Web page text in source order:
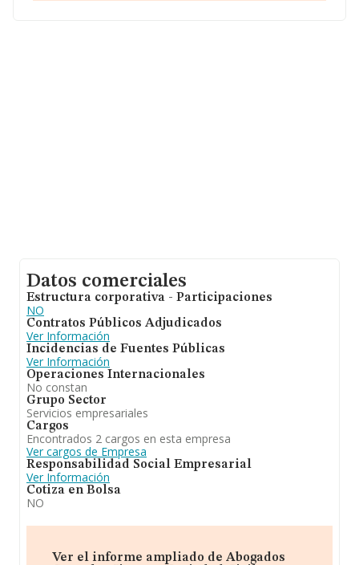
Datos comerciales
Estructura corporativa - Participaciones
NO
Contratos Públicos Adjudicados
Ver Información
Incidencias de Fuentes Públicas
Ver Información
Operaciones Internacionales
No constan
Grupo Sector
Servicios empresariales
Cargos
Encontrados 2 cargos en esta empresa
Ver cargos de Empresa
Responsabilidad Social Empresarial
Ver Información
Cotiza en Bolsa
NO
Ver el informe ampliado de Abogados